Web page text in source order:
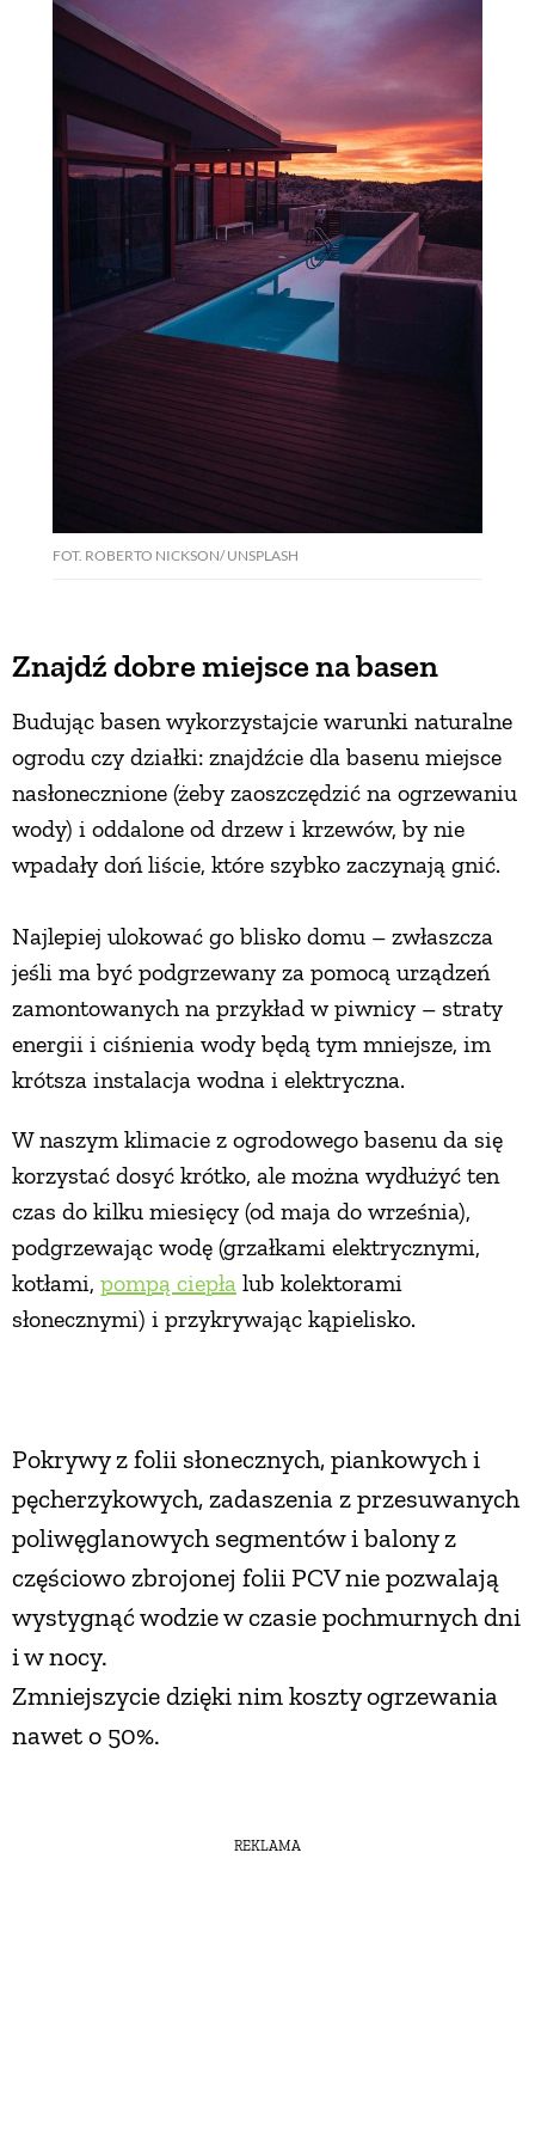
FOT. ROBERTO NICKSON/ UNSPLASH
Znajdź dobre miejsce na basen
Budując basen wykorzystajcie warunki naturalne
ogrodu czy działki: znajdźcie dla basenu miejsce
nasłonecznione (żeby zaoszczędzić na ogrzewaniu
wody) i oddalone od drzew i krzewów, by nie
wpadały doń liście, które szybko zaczynają gnić.
Najlepiej ulokować go blisko domu – zwłaszcza
jeśli ma być podgrzewany za pomocą urządzeń
zamontowanych na przykład w piwnicy – straty
energii i ciśnienia wody będą tym mniejsze, im
krótsza instalacja wodna i elektryczna.
W naszym klimacie z ogrodowego basenu da się
korzystać dosyć krótko, ale można wydłużyć ten
czas do kilku miesięcy (od maja do września),
podgrzewając wodę (grzałkami elektrycznymi,
kotłami, pompą ciepła lub kolektorami
słonecznymi) i przykrywając kąpielisko.
Pokrywy z folii słonecznych, piankowych i
pęcherzykowych, zadaszenia z przesuwanych
poliwęglanowych segmentów i balony z
częściowo zbrojonej folii PCV nie pozwalają
wystygnąć wodzie w czasie pochmurnych dni
i w nocy.
Zmniejszycie dzięki nim koszty ogrzewania
nawet o 50%.
REKLAMA